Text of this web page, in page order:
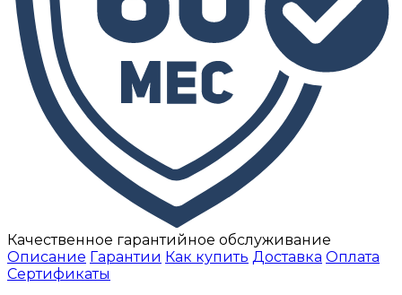
Качественное гарантийное обслуживание
Описание Гарантии Как купить Доставка Оплата
Сертификаты